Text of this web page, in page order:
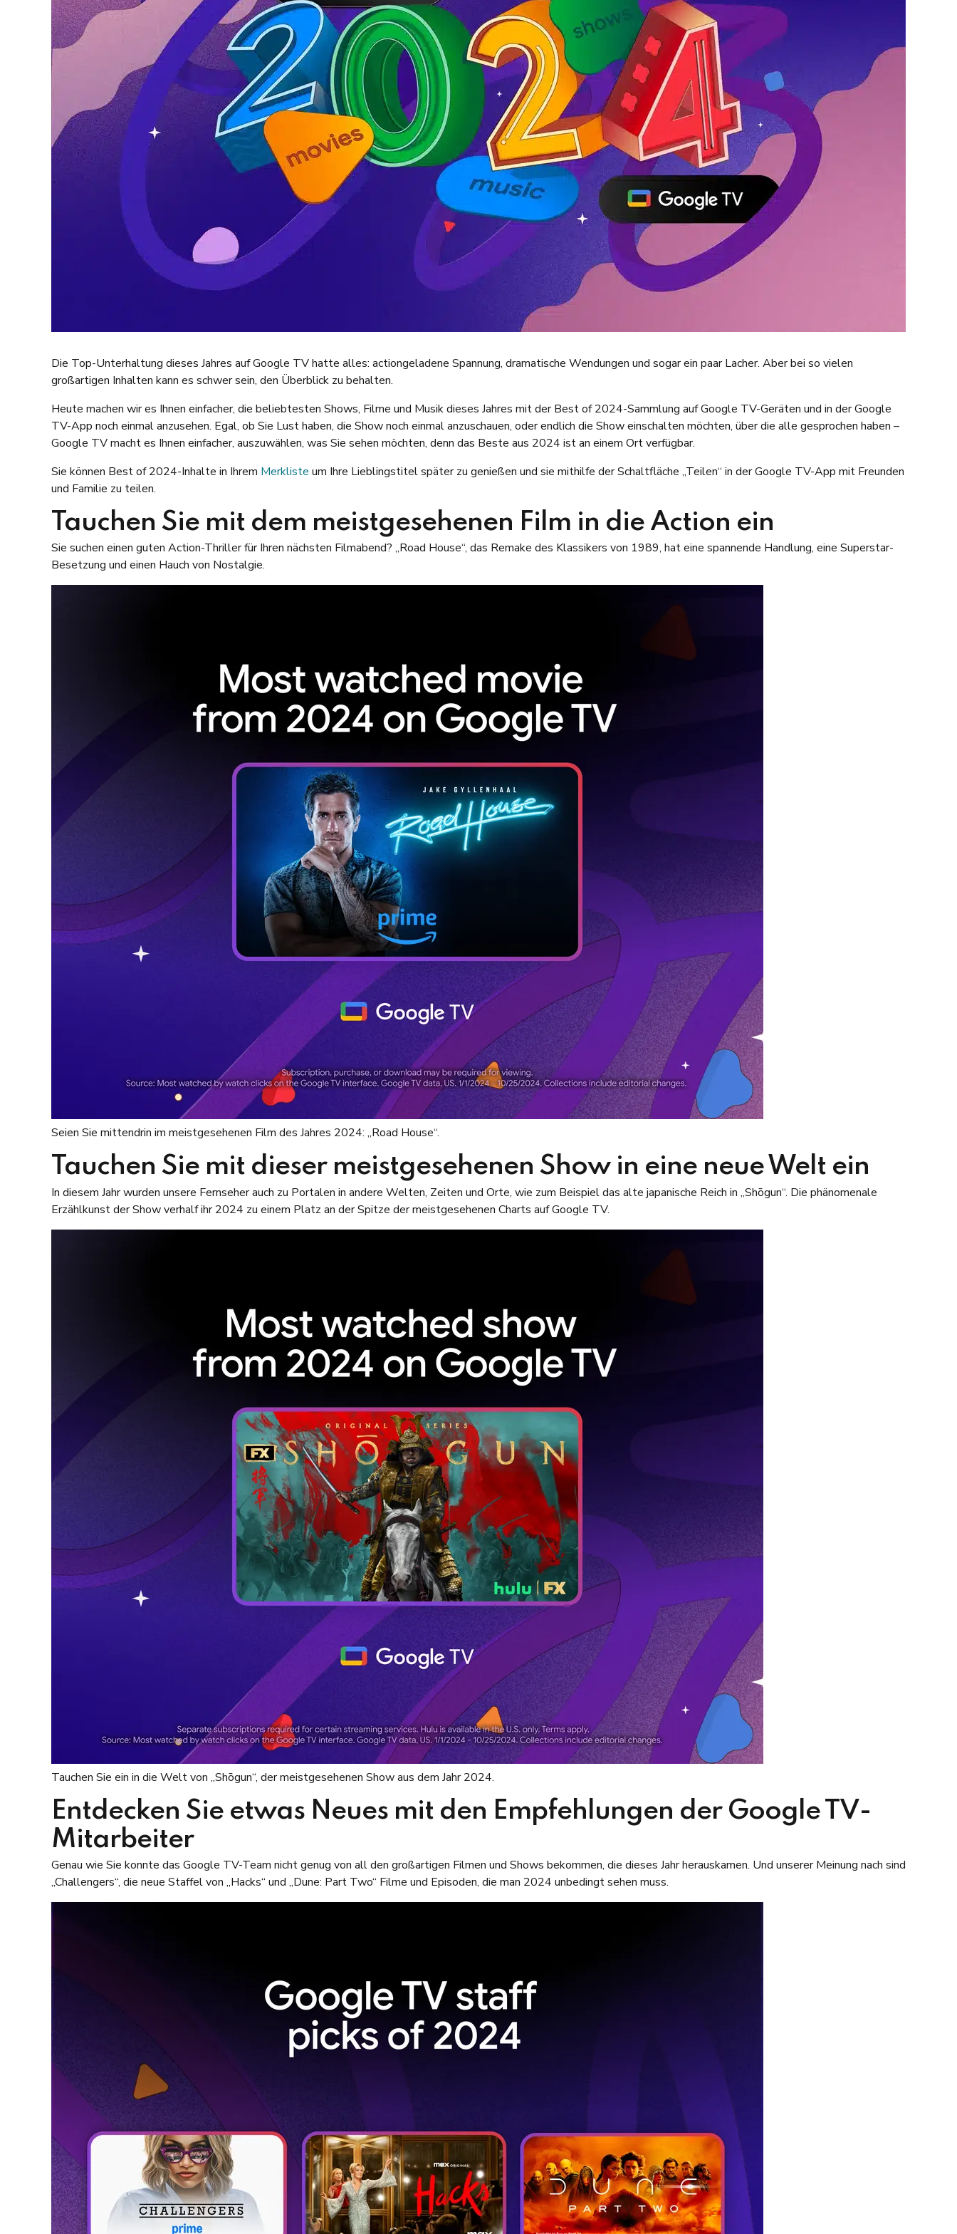
Die Top-Unterhaltung dieses Jahres auf Google TV hatte alles: actiongeladene Spannung, dramatische Wendungen und sogar ein paar Lacher. Aber bei so vielen
großartigen Inhalten kann es schwer sein, den Überblick zu behalten.
Heute machen wir es Ihnen einfacher, die beliebtesten Shows, Filme und Musik dieses Jahres mit der Best of 2024-Sammlung auf Google TV-Geräten und in der Google
TV-App noch einmal anzusehen. Egal, ob Sie Lust haben, die Show noch einmal anzuschauen, oder endlich die Show einschalten möchten, über die alle gesprochen haben –
Google TV macht es Ihnen einfacher, auszuwählen, was Sie sehen möchten, denn das Beste aus 2024 ist an einem Ort verfügbar.
Sie können Best of 2024-Inhalte in Ihrem Merkliste um Ihre Lieblingstitel später zu genießen und sie mithilfe der Schaltfläche „Teilen“ in der Google TV-App mit Freunden
und Familie zu teilen.
Tauchen Sie mit dem meistgesehenen Film in die Action ein
Sie suchen einen guten Action-Thriller für Ihren nächsten Filmabend? „Road House“, das Remake des Klassikers von 1989, hat eine spannende Handlung, eine Superstar-
Besetzung und einen Hauch von Nostalgie.
Seien Sie mittendrin im meistgesehenen Film des Jahres 2024: „Road House“.
Tauchen Sie mit dieser meistgesehenen Show in eine neue Welt ein
In diesem Jahr wurden unsere Fernseher auch zu Portalen in andere Welten, Zeiten und Orte, wie zum Beispiel das alte japanische Reich in „Shōgun“. Die phänomenale
Erzählkunst der Show verhalf ihr 2024 zu einem Platz an der Spitze der meistgesehenen Charts auf Google TV.
Tauchen Sie ein in die Welt von „Shōgun“, der meistgesehenen Show aus dem Jahr 2024.
Entdecken Sie etwas Neues mit den Empfehlungen der Google TV-
Mitarbeiter
Genau wie Sie konnte das Google TV-Team nicht genug von all den großartigen Filmen und Shows bekommen, die dieses Jahr herauskamen. Und unserer Meinung nach sind
„Challengers“, die neue Staffel von „Hacks“ und „Dune: Part Two“ Filme und Episoden, die man 2024 unbedingt sehen muss.